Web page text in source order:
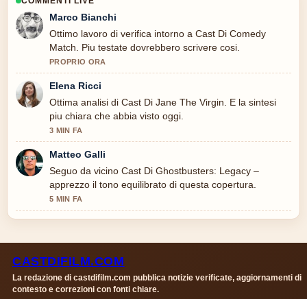
Marco Bianchi
Ottimo lavoro di verifica intorno a Cast Di Comedy
Match. Piu testate dovrebbero scrivere cosi.
PROPRIO ORA
Elena Ricci
Ottima analisi di Cast Di Jane The Virgin. E la sintesi
piu chiara che abbia visto oggi.
3 MIN FA
Matteo Galli
Seguo da vicino Cast Di Ghostbusters: Legacy –
apprezzo il tono equilibrato di questa copertura.
5 MIN FA
CASTDIFILM.COM
La redazione di castdifilm.com pubblica notizie verificate, aggiornamenti di
contesto e correzioni con fonti chiare.